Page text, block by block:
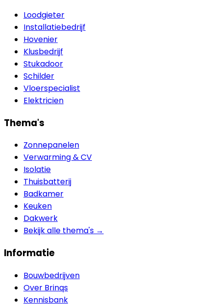
Loodgieter
Installatiebedrijf
Hovenier
Klusbedrijf
Stukadoor
Schilder
Vloerspecialist
Elektricien
Thema's
Zonnepanelen
Verwarming & CV
Isolatie
Thuisbatterij
Badkamer
Keuken
Dakwerk
Bekijk alle thema's →
Informatie
Bouwbedrijven
Over Brinqs
Kennisbank